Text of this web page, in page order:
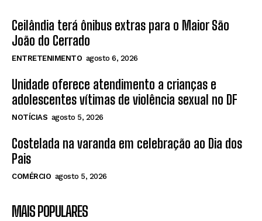
Ceilândia terá ônibus extras para o Maior São
João do Cerrado
ENTRETENIMENTO agosto 6, 2026
Unidade oferece atendimento a crianças e
adolescentes vítimas de violência sexual no DF
NOTÍCIAS agosto 5, 2026
Costelada na varanda em celebração ao Dia dos
Pais
COMÉRCIO agosto 5, 2026
MAIS POPULARES